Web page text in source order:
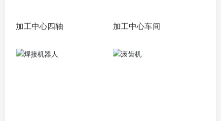
加工中心四轴 加工中心车间